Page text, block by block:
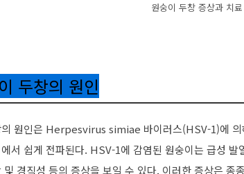
원숭이 두창 증상과 치
두창의 원인
원인은 Herpesvirus simiae 바이러스(HSV-1)에 의
서 쉽게 전파된다. HSV-1에 감염된 원숭이는 급성
및 경직성 등의 증상을 보일 수 있다. 이러한 증상은 종